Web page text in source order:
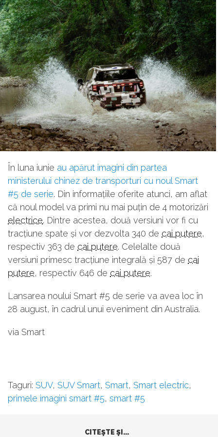
În luna iunie au apărut imagini din partea
ministerului chinez de transporturi cu noul Smart
#5 de serie. Din informațiile oferite atunci, am aflat
că noul model va primi nu mai puțin de 4 motorizări
electrice. Dintre acestea, două versiuni vor fi cu
tracțiune spate și vor dezvolta 340 de cai putere,
respectiv 363 de cai putere. Celelalte două
versiuni primesc tracțiune integrală și 587 de cai
putere, respectiv 646 de cai putere.
Lansarea noului Smart #5 de serie va avea loc în
28 august, în cadrul unui eveniment din Australia.
via Smart
Taguri: SUV, SUV Smart, Smart, Smart electric,
primele imagini smart #5, smart #5
CITEŞTE ŞI...